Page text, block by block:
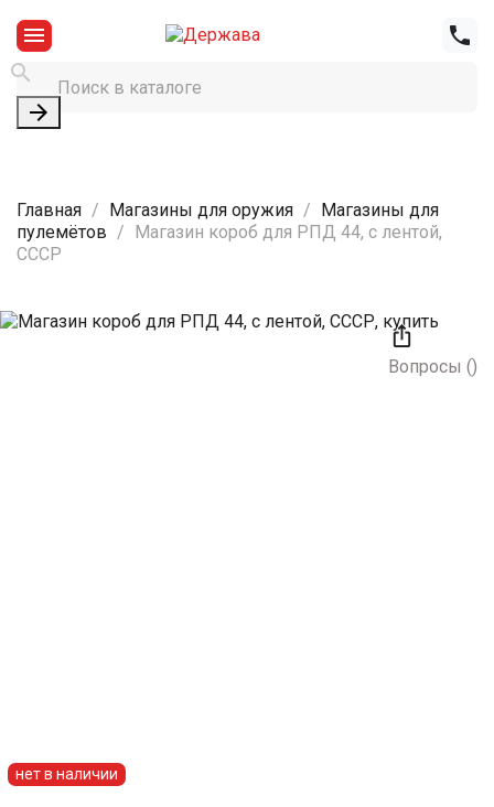




Главная Магазины для оружия
Магазины для
пулемётов
Магазин короб для РПД 44, с лентой,
СССР

Вопросы ()
нет в наличии